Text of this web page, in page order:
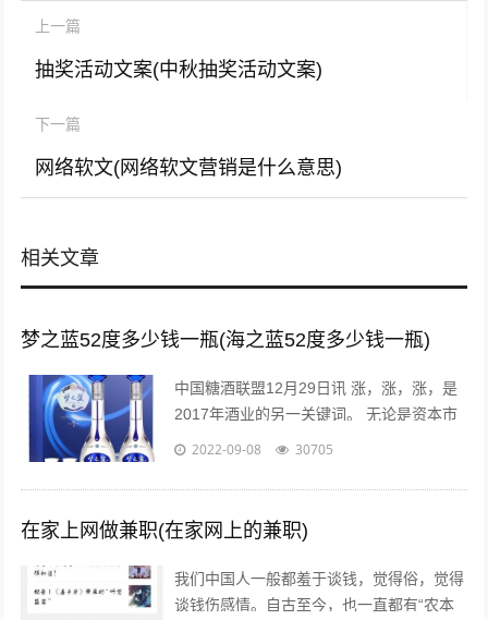
上一篇
抽奖活动文案(中秋抽奖活动文案)
下一篇
网络软文(网络软文营销是什么意思)
相关文章
梦之蓝52度多少钱一瓶(海之蓝52度多少钱一瓶)
中国糖酒联盟12月29日讯 涨，涨，涨，是
2017年酒业的另一关键词。 无论是资本市
场还是现货市场，无论是从高端到次高端品
2022-09-08 30705
在家上网做兼职(在家网上的兼职)
我们中国人一般都羞于谈钱，觉得俗，觉得
谈钱伤感情。自古至今，也一直都有“农本